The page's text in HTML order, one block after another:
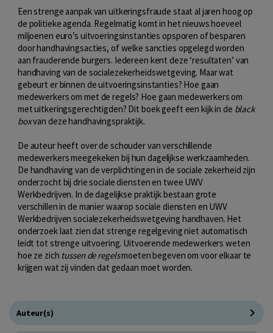
Een strenge aanpak van uitkeringsfraude staat al jaren hoog op
de politieke agenda. Regelmatig komt in het nieuws hoeveel
miljoenen euro’s uitvoeringsinstanties opsporen of besparen
door handhavingsacties, of welke sancties opgelegd worden
aan frauderende burgers. Iedereen kent deze ‘resultaten’ van
handhaving van de socialezekerheidswetgeving. Maar wat
gebeurt er binnen de uitvoeringsinstanties? Hoe gaan
medewerkers om met de regels? Hoe gaan medewerkers om
met uitkeringsgerechtigden? Dit boek geeft een kijk in de black
boxvan deze handhavingspraktijk.
De auteur heeft over de schouder van verschillende
medewerkers meegekeken bij hun dagelijkse werkzaamheden.
De handhaving van de verplichtingen in de sociale zekerheid zijn
onderzocht bij drie sociale diensten en twee UWV
Werkbedrijven. In de dagelijkse praktijk bestaan grote
verschillen in de manier waarop sociale diensten en UWV
Werkbedrijven socialezekerheidswetgeving handhaven. Het
onderzoek laat zien dat strenge regelgeving niet automatisch
leidt tot strenge uitvoering. Uitvoerende medewerkers weten
hoe ze zich tussen de regelsmoeten begeven om voor elkaar te
krijgen wat zij vinden dat gedaan moet worden.
Auteur(s)